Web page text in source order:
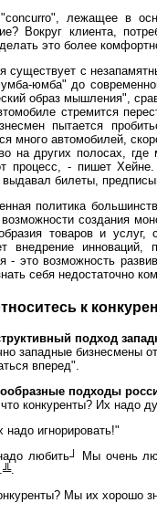
"concurro", лежащее в
Вокруг клиента,
это более
существует с
юмба" до
образ мышления",
стремится
пытается
много автомобилей,
на других полосах,
процесс, - пишет
выдавал билеты,
политика
возможности создания
товаров и
внедрение
- это возможность
себя недостаточно
к
подход
западные бизнесмены
вперед".
подходы
конкуренты? Их надо
надо игнорировать!"
любить┘ Мы очень
Мы их хорошо